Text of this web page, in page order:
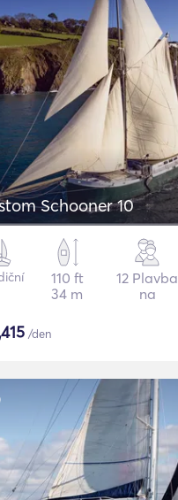
Schooner 10
110 ft
34 m
12 Plavba
na
/den